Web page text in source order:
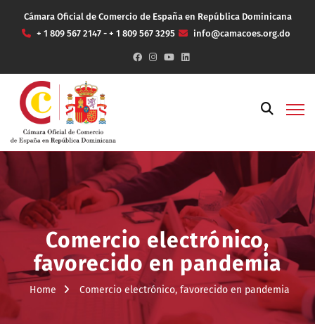
Cámara Oficial de Comercio de España en República Dominicana
+ 1 809 567 2147 - + 1 809 567 3295
info@camacoes.org.do
Comercio electrónico,
favorecido en pandemia
Home Comercio electrónico, favorecido en pandemia